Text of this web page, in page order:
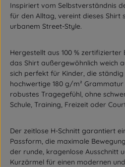
Inspiriert vom Selbstverständnis
für den Alltag, vereint dieses Shirt
urbanem Street-Style.
Hergestellt aus 100 % zertifizierter
das Shirt außergewöhnlich weich
sich perfekt für Kinder, die ständig
hochwertige 180 g/m²
robustes Tragegefühl, ohne
Schule, Training, Freizeit oder
Der zeitlose H-Schnitt garantiert
Passform, die maximale
der runde, kragenlose Ausschnitt
Kurzärmel für einen modernen